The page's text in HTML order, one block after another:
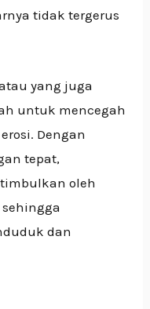
tidak tergerus
yang juga
untuk mencegah
Dengan
tepat,
oleh
dan